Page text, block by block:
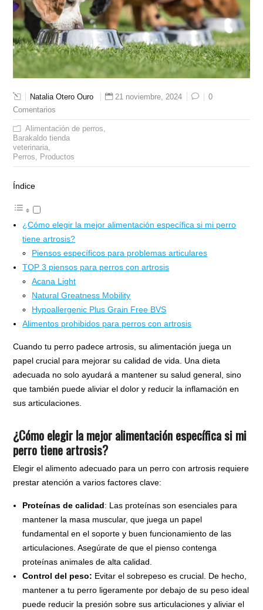
Natalia Otero Ouro 21 noviembre, 2024
0
Comentarios
Alimentación de perros
Barakaldo tienda
veterinaria
Perros
Productos
Índice
¿Cómo elegir la mejor alimentación específica si mi perro
tiene artrosis?
Piensos específicos para problemas articulares
TOP 3 piensos para perros con artrosis
Acana Light
Natural Greatness Mobility
Hypoallergenic Plus Grain Free BVS
Alimentos prohibidos para perros con artrosis
Cuando tu perro padece artrosis, su alimentación juega un
papel crucial para mejorar su calidad de vida. Una dieta
adecuada no solo ayudará a mantener su salud general, sino
que también puede aliviar el dolor y reducir la inflamación en
sus articulaciones.
¿Cómo elegir la mejor alimentación específica si mi
perro tiene artrosis?
Elegir el alimento adecuado para un perro con artrosis requiere
prestar atención a varios factores clave:
Proteínas de calidad: Las proteínas son esenciales para
mantener la masa muscular, que juega un papel
fundamental en el soporte y buen funcionamiento de las
articulaciones. Asegúrate de que el pienso contenga
proteínas animales de alta calidad.
Control del peso: Evitar el sobrepeso es crucial. De hecho,
mantener a tu perro ligeramente por debajo de su peso ideal
puede reducir la presión sobre sus articulaciones y aliviar el